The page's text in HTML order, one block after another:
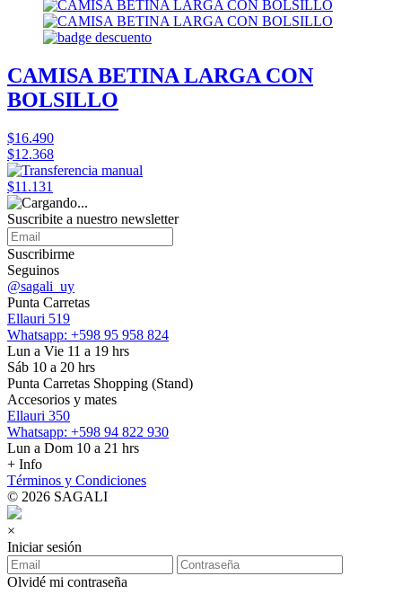
CAMISA BETINA LARGA CON
BOLSILLO
$16.490
$12.368
$11.131
Suscribite a nuestro newsletter
Suscribirme
Seguinos
@sagali_uy
Punta Carretas
Ellauri 519
Whatsapp: +598 95 958 824
Lun a Vie 11 a 19 hrs
Sáb 10 a 20 hrs
Punta Carretas Shopping (Stand)
Accesorios y mates
Ellauri 350
Whatsapp: +598 94 822 930
Lun a Dom 10 a 21 hrs
+ Info
Términos y Condiciones
© 2026 SAGALI
×
Iniciar sesión
Olvidé mi contraseña